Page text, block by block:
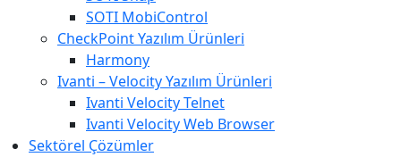
SOTI MobiControl
CheckPoint Yazılım Ürünleri
Harmony
Ivanti – Velocity Yazılım Ürünleri
Ivanti Velocity Telnet
Ivanti Velocity Web Browser
Sektörel Çözümler